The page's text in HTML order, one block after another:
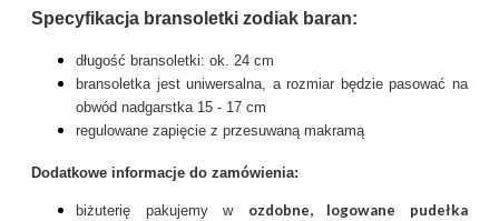
Specyfikacja bransoletki zodiak baran:
długość bransoletki: ok. 24 cm
bransoletka jest uniwersalna, a rozmiar będzie pasować na
obwód nadgarstka 15 - 17 cm
regulowane zapięcie z przesuwaną makramą
Dodatkowe informacje do zamówienia:
biżuterię pakujemy w ozdobne, logowane pudełka